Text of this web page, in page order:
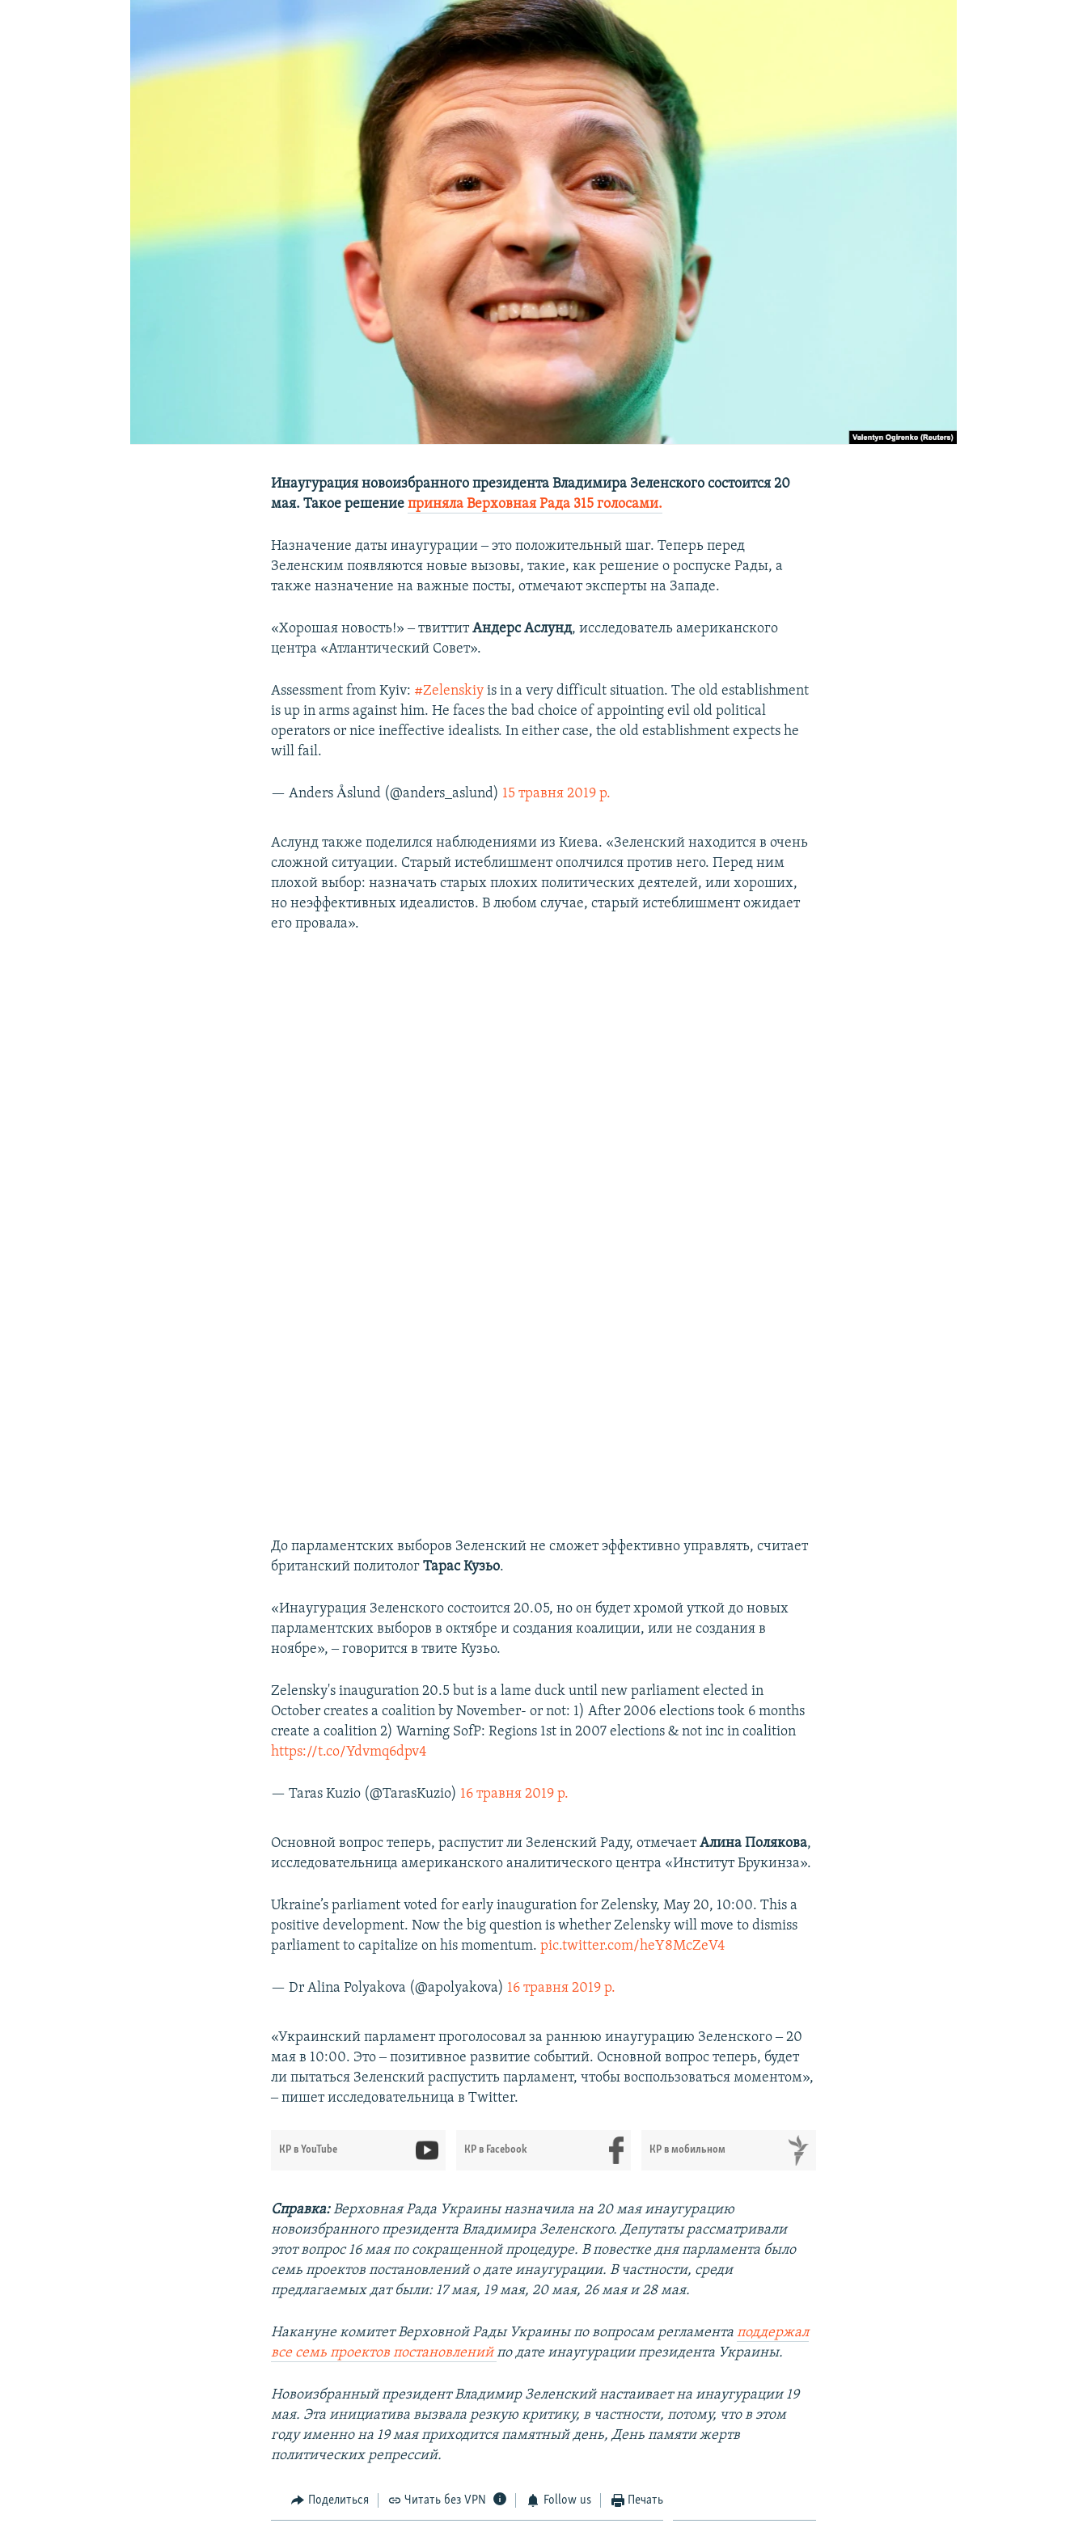
УКРАИНСКАЯ ПРОБЛЕМА КРЫМА
Инаугурация новоизбранного президента Владимира Зеленского состоится 20
мая. Такое решениеприняла Верховная Рада 315 голосами.
Назначение даты инаугурации ‒ это положительный шаг. Теперь перед
Зеленским появляются новые вызовы, такие, как решение о роспуске Рады, а
также назначение на важные посты, отмечают эксперты на Западе.
«Хорошая новость!» ‒ твиттитАндерс Аслунд, исследователь американского
центра «Атлантический Совет».
Assessment from Kyiv: #Zelenskiy is in a very difficult situation. The old establishment
is up in arms against him. He faces the bad choice of appointing evil old political
operators or nice ineffective idealists. In either case, the old establishment expects he
will fail.
— Anders Åslund (@anders_aslund) 15 травня 2019 р.
Аслунд также поделился наблюдениями из Киева. «Зеленский находится в очень
сложной ситуации. Старый истеблишмент ополчился против него. Перед ним
плохой выбор: назначать старых плохих политических деятелей, или хороших,
но неэффективных идеалистов. В любом случае, старый истеблишмент ожидает
его провала».
До парламентских выборов Зеленский не сможет эффективно управлять, считает
британский политологТарас Кузьо.
«Инаугурация Зеленского состоится 20.05, но он будет хромой уткой до новых
парламентских выборов в октябре и создания коалиции, или не создания в
ноябре», ‒ говорится в твите Кузьо.
Zelensky's inauguration 20.5 but is a lame duck until new parliament elected in
October creates a coalition by November- or not: 1) After 2006 elections took 6 months
create a coalition 2) Warning SofP: Regions 1st in 2007 elections & not inc in coalition
https://t.co/Ydvmq6dpv4
— Taras Kuzio (@TarasKuzio) 16 травня 2019 р.
Основной вопрос теперь, распустит ли Зеленский Раду, отмечаетАлина Полякова,
исследовательница американского аналитического центра «Институт Брукинза».
Ukraine’s parliament voted for early inauguration for Zelensky, May 20, 10:00. This a
positive development. Now the big question is whether Zelensky will move to dismiss
parliament to capitalize on his momentum.pic.twitter.com/heY8McZeV4
— Dr Alina Polyakova (@apolyakova) 16 травня 2019 р.
«Украинский парламент проголосовал за раннюю инаугурацию Зеленского ‒ 20
мая в 10:00. Это ‒ позитивное развитие событий. Основной вопрос теперь, будет
ли пытаться Зеленский распустить парламент, чтобы воспользоваться моментом»,
‒ пишет исследовательница в Twitter.
КР в YouTube КР в Facebook КР в мобильном
Справка:Верховная Рада Украины назначила на 20 мая инаугурацию
новоизбранного президента Владимира Зеленского. Депутаты рассматривали
этот вопрос 16 мая по сокращенной процедуре. В повестке дня парламента было
семь проектов постановлений о дате инаугурации. В частности, среди
предлагаемых дат были: 17 мая, 19 мая, 20 мая, 26 мая и 28 мая.
Накануне комитет Верховной Рады Украины по вопросам регламентаподдержал
все семь проектов постановленийпо дате инаугурации президента Украины.
Новоизбранный президент Владимир Зеленский настаивает на инаугурации 19
мая. Эта инициатива вызвала резкую критику, в частности, потому, что в этом
году именно на 19 мая приходится памятный день, День памяти жертв
политических репрессий.
Поделиться Читать без VPN Follow us Печать